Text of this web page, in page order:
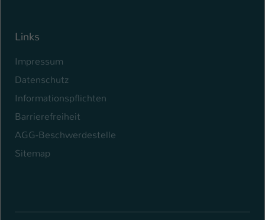
Links
Impressum
Datenschutz
Informationspflichten
Barrierefreiheit
AGG-Beschwerdestelle
Sitemap